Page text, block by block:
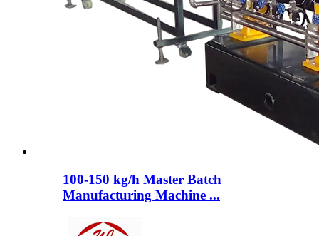
100-150 kg/h Master Batch
Manufacturing Machine ...